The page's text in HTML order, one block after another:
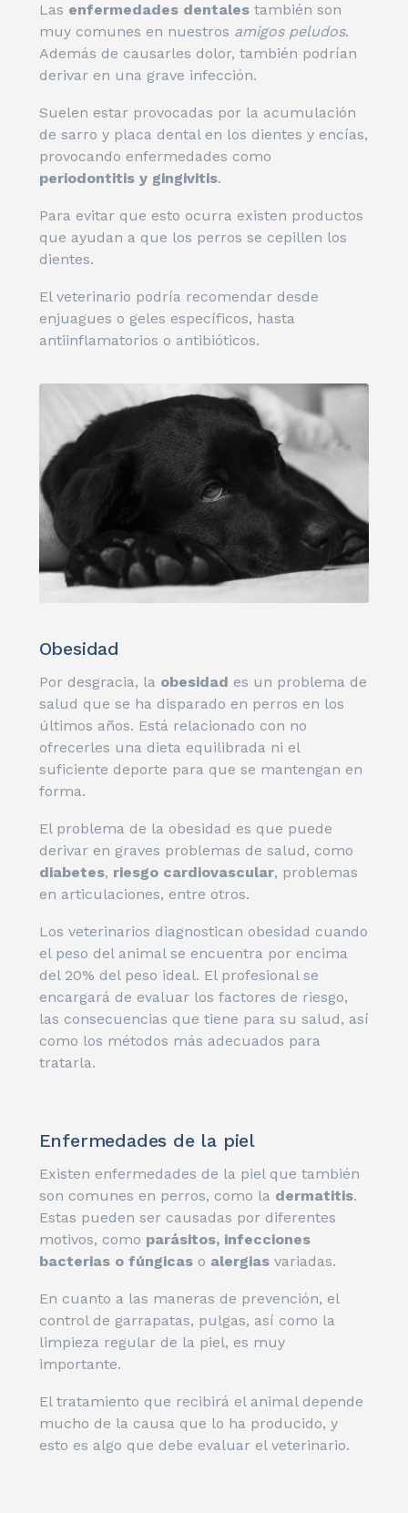
Las enfermedades dentalestambién son
muy comunes en nuestros amigos peludos.
Además de causarles dolor, también podrían
derivar en una grave infección.
Suelen estar provocadas por la acumulación
de sarro y placa dental en los dientes y encías,
provocando enfermedades como
periodontitis y gingivitis.
Para evitar que esto ocurra existen productos
que ayudan a que los perros se cepillen los
dientes.
El veterinario podría recomendar desde
enjuagues o geles específicos, hasta
antiinflamatorios o antibióticos.
Obesidad
Por desgracia, la obesidad es un problema de
salud que se ha disparado en perros en los
últimos años. Está relacionado con no
ofrecerles una dieta equilibrada ni el
suficiente deporte para que se mantengan en
forma.
El problema de la obesidad es que puede
derivar en graves problemas de salud, como
diabetes, riesgo cardiovascular, problemas
en articulaciones, entre otros.
Los veterinarios diagnostican obesidad cuando
el peso del animal se encuentra por encima
del 20% del peso ideal. El profesional se
encargará de evaluar los factores de riesgo,
las consecuencias que tiene para su salud, así
como los métodos más adecuados para
tratarla.
Enfermedades de la piel
Existen enfermedades de la piel que también
son comunes en perros, como la dermatitis.
Estas pueden ser causadas por diferentes
motivos, como parásitos, infecciones
bacterias o fúngicas o alergiasvariadas.
En cuanto a las maneras de prevención, el
control de garrapatas, pulgas, así como la
limpieza regular de la piel, es muy
importante.
El tratamiento que recibirá el animal depende
mucho de la causa que lo ha producido, y
esto es algo que debe evaluar el veterinario.